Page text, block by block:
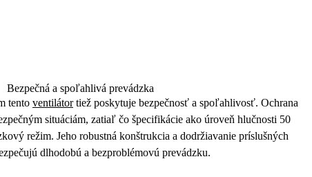
Bezpečná a spoľahlivá prevádzka
tento ventilátortiež poskytuje bezpečnosť a spoľahlivosť. Ochrana
situáciám, zatiaľ čo špecifikácie ako úroveň hlučnosti 50
režim. Jeho robustná konštrukcia a dodržiavanie príslušných
dlhodobú a bezproblémovú prevádzku.